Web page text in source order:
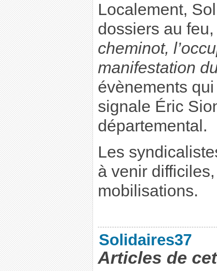
Localement,
dossiers au
cheminot,
manifestation
évènements
signale Éric
départemental.
Les
à venir
mobilisations.
Solidaires37
Articles de